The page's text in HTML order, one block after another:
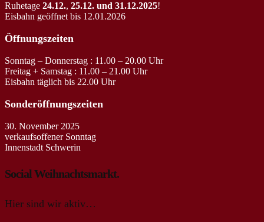
Ruhetage 24.12., 25.12. und 31.12.2025!
Eisbahn geöffnet bis 12.01.2026
Öffnungszeiten
Sonntag – Donnerstag : 11.00 – 20.00 Uhr
Freitag + Samstag : 11.00 – 21.00 Uhr
Eisbahn täglich bis 22.00 Uhr
Sonderöffnungszeiten
30. November 2025
verkaufsoffener Sonntag
Innenstadt Schwerin
Social Weihnachtsmarkt.
Hier sind wir aktiv…